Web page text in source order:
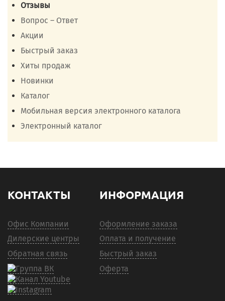
Отзывы
Вопрос – Ответ
Акции
Быстрый заказ
Хиты продаж
Новинки
Каталог
Мобильная версия электронного каталога
Электронный каталог
КОНТАКТЫ
Офис Компании
Дилерские центры
Обратная связь
ИНФОРМАЦИЯ
Оформление заказа
Оплата и получение
Быстрый заказ
Оферта